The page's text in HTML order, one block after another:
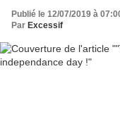
Publié le 12/07/2019 à
Par Excessif